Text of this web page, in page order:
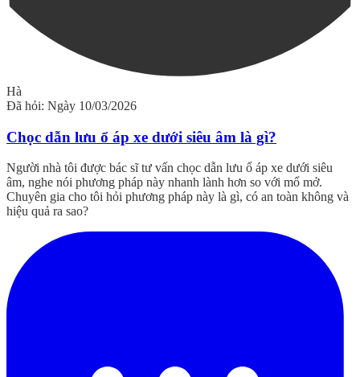
Hà
Đã hỏi: Ngày 10/03/2026
Chọc dẫn lưu ổ áp xe dưới siêu âm là gì?
Người nhà tôi được bác sĩ tư vấn chọc dẫn lưu ổ áp xe dưới siêu
âm, nghe nói phương pháp này nhanh lành hơn so với mổ mở.
Chuyên gia cho tôi hỏi phương pháp này là gì, có an toàn không và
hiệu quả ra sao?